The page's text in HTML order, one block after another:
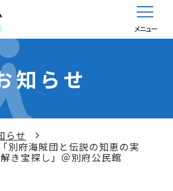
メニュー
知らせ
らせ
別府海賊団と伝説の知恵の実
き宝探し」＠別府公民館